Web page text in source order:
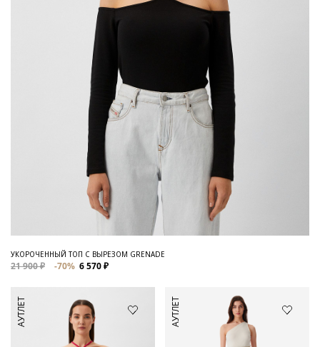
УКОРОЧЕННЫЙ ТОП С ВЫРЕЗОМ GRENADE
21 900 ₽ -70% 6 570 ₽
АУТЛЕТ АУТЛЕТ